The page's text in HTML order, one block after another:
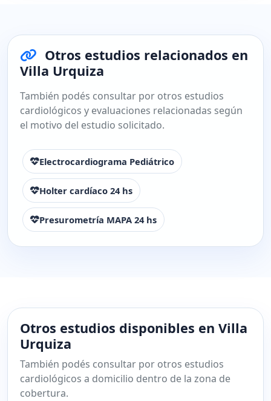
Otros estudios relacionados en
Villa Urquiza
También podés consultar por otros estudios
cardiológicos y evaluaciones relacionadas según
el motivo del estudio solicitado.
Electrocardiograma Pediátrico
Holter cardíaco 24 hs
Presurometría MAPA 24 hs
Otros estudios disponibles en Villa
Urquiza
También podés consultar por otros estudios
cardiológicos a domicilio dentro de la zona de
cobertura.